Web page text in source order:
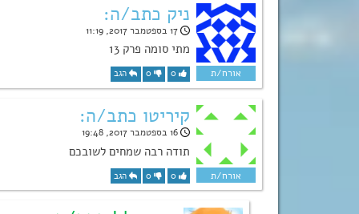
ניק כתב/ה:
17 בספטמבר 2017, 11:19
מתי סומה פרק 13
0
0 הגב
קיריטו כתב/ה:
16 בספטמבר 2017, 19:48
תודה רבה שמחים לשובכם
0
0 הגב